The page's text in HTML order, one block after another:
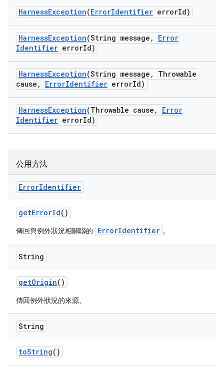
HarnessException(ErrorIdentifier errorId)
HarnessException(String message ,
Error
Identifier errorId)
HarnessException(String message ,
Throwable
cause , ErrorIdentifier errorId)
HarnessException(Throwable cause ,
Error
Identifier errorId)
公用方法
ErrorIdentifier
getErrorId()
傳回與例外狀況相關聯的 ErrorIdentifier 。
String
getOrigin()
傳回例外狀況的來源。
String
toString()